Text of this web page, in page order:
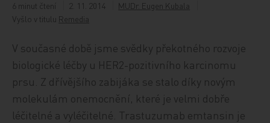
6 minut čtení 2. 11. 2014
MUDr. Eugen Kubala
Vyšlo v titulu Remedia
V současné době jsme svědky překotného rozvoje
biologické léčby u HER2-pozitivního karcinomu
prsu. Z dřívějšího zabijáka se stalo díky novým
molekulám onemocnění, které je velmi dobře
léčitelné a vyléčitelné. Trastuzumab emtansin je